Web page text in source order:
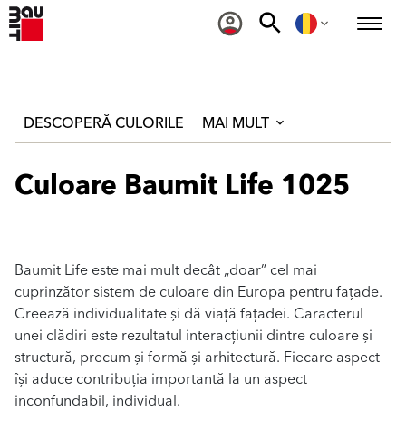
DESCOPERĂ CULORILE MAI MULT
Culoare Baumit Life 1025
Baumit Life este mai mult decât „doar” cel mai
cuprinzător sistem de culoare din Europa pentru fațade.
Creează individualitate și dă viață fațadei. Caracterul
unei clădiri este rezultatul interacțiunii dintre culoare și
structură, precum și formă și arhitectură. Fiecare aspect
își aduce contribuția importantă la un aspect
inconfundabil, individual.